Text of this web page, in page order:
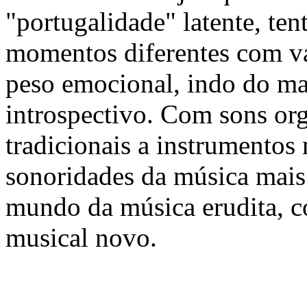
"portugalidade" latente,
momentos diferentes com
peso emocional, indo do
introspectivo. Com sons
tradicionais a instrumentos
sonoridades da música
mundo da música erudita,
musical novo.